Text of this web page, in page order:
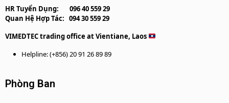
HR Tuyển Dụng:
096 40 559 29
Quan Hệ Hợp Tác: 094 30 559 29
VIMEDTEC trading office at Vientiane, Laos
Helpline: (+856) 20 91 26 89 89
Phòng Ban